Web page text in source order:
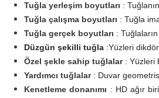
Tuğla yerleşim boyutları :
Tuğla çalışma boyutları : Tuğla
Tuğla gerçek boyutları :
Düzgün şekilli tuğla :Yüzleri
Özel şekle sahip tuğlalar: Yüzleri
Yardımcı tuğlalar : Duvar
Kenetleme donanımı : HD ağır